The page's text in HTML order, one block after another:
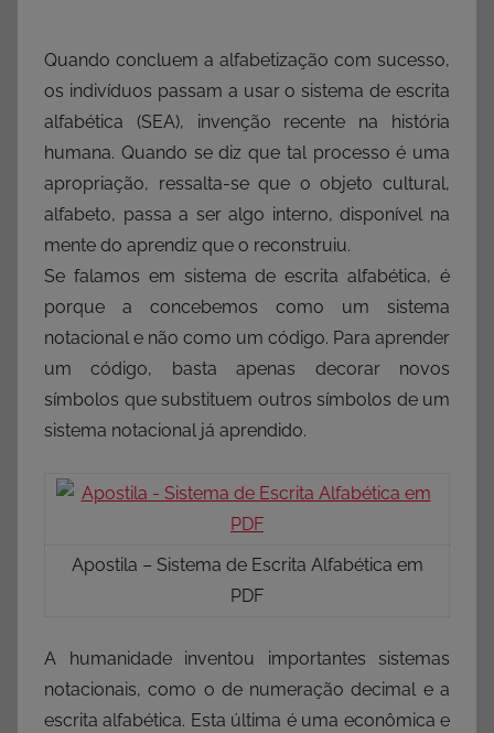
Quando concluem a alfabetização com sucesso,
os indivíduos passam a usar o sistema de escrita
alfabética (SEA), invenção recente na história
humana. Quando se diz que tal processo é uma
apropriação, ressalta-se que o objeto cultural,
alfabeto, passa a ser algo interno, disponível na
mente do aprendiz que o reconstruiu.
Se falamos em sistema de escrita alfabética, é
porque a concebemos como um sistema
notacional e não como um código. Para aprender
um código, basta apenas decorar novos
símbolos que substituem outros símbolos de um
sistema notacional já aprendido.
Apostila – Sistema de Escrita Alfabética em
PDF
A humanidade inventou importantes sistemas
notacionais, como o de numeração decimal e a
escrita alfabética. Esta última é uma econômica e